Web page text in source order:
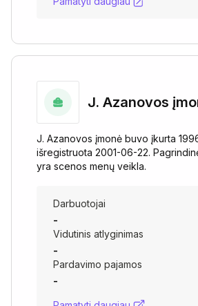
J. Azanovos
J. Azanovos įmonė buvo įkurta
išregistruota 2001-06-22.
yra scenos menų veikla.
Darbuotojai
-
Vidutinis atlyginimas
-
Pardavimo pajamos
-